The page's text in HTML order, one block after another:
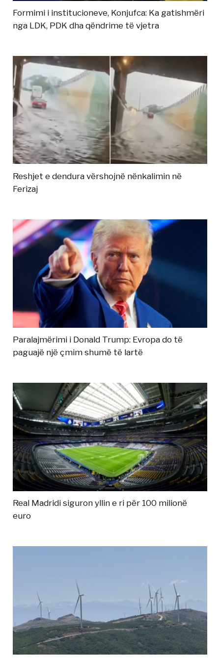
Formimi i institucioneve, Konjufca: Ka gatishmëri
nga LDK, PDK dha qëndrime të vjetra
Reshjet e dendura vërshojnë nënkalimin në
Ferizaj
Paralajmërimi i Donald Trump: Evropa do të
paguajë një çmim shumë të lartë
Real Madridi siguron yllin e ri për 100 milionë
euro